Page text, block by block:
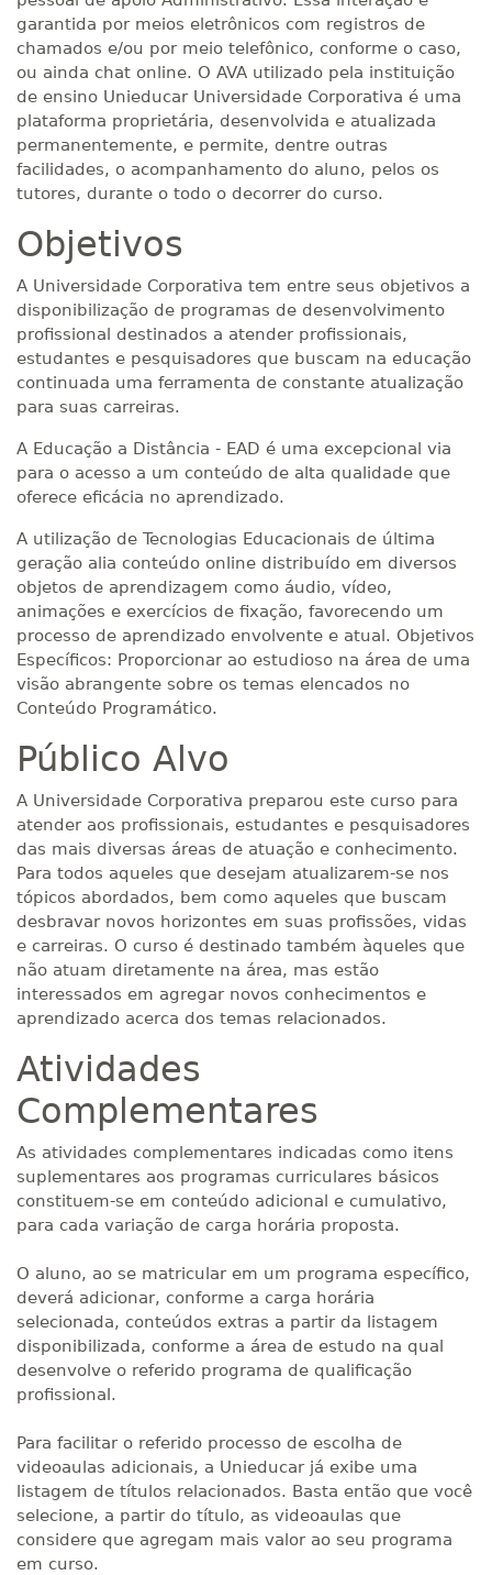
garantida por meios eletrônicos com registros de
chamados e/ou por meio telefônico, conforme o caso,
ou ainda chat online. O AVA utilizado pela instituição
de ensino Unieducar Universidade Corporativa é uma
plataforma proprietária, desenvolvida e atualizada
permanentemente, e permite, dentre outras
facilidades, o acompanhamento do aluno, pelos os
tutores, durante o todo o decorrer do curso.
Objetivos
A Universidade Corporativa tem entre seus objetivos a
disponibilização de programas de desenvolvimento
profissional destinados a atender profissionais,
estudantes e pesquisadores que buscam na educação
continuada uma ferramenta de constante atualização
para suas carreiras.
A Educação a Distância - EAD é uma excepcional via
para o acesso a um conteúdo de alta qualidade que
oferece eficácia no aprendizado.
A utilização de Tecnologias Educacionais de última
geração alia conteúdo online distribuído em diversos
objetos de aprendizagem como áudio, vídeo,
animações e exercícios de fixação, favorecendo um
processo de aprendizado envolvente e atual. Objetivos
Específicos: Proporcionar ao estudioso na área de uma
visão abrangente sobre os temas elencados no
Conteúdo Programático.
Público Alvo
A Universidade Corporativa preparou este curso para
atender aos profissionais, estudantes e pesquisadores
das mais diversas áreas de atuação e conhecimento.
Para todos aqueles que desejam atualizarem-se nos
tópicos abordados, bem como aqueles que buscam
desbravar novos horizontes em suas profissões, vidas
e carreiras. O curso é destinado também àqueles que
não atuam diretamente na área, mas estão
interessados em agregar novos conhecimentos e
aprendizado acerca dos temas relacionados.
Atividades
Complementares
As atividades complementares indicadas como itens
suplementares aos programas curriculares básicos
constituem-se em conteúdo adicional e cumulativo,
para cada variação de carga horária proposta.
O aluno, ao se matricular em um programa específico,
deverá adicionar, conforme a carga horária
selecionada, conteúdos extras a partir da listagem
disponibilizada, conforme a área de estudo na qual
desenvolve o referido programa de qualificação
profissional.
Para facilitar o referido processo de escolha de
videoaulas adicionais, a Unieducar já exibe uma
listagem de títulos relacionados. Basta então que você
selecione, a partir do título, as videoaulas que
considere que agregam mais valor ao seu programa
em curso.